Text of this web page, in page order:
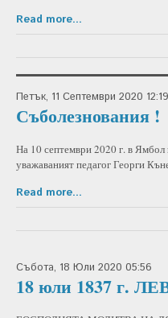
Read more...
Петък, 11 Септември 2020 12:19
Съболезнования !
На 10 септември 2020 г. в
уважаваният педагог Георги
Read more...
Събота, 18 Юли 2020 05:56
18 юли 1837 г.